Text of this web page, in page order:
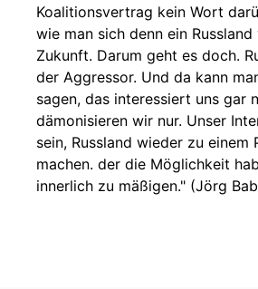
Koalitionsvertrag kein Wort
wie man sich denn ein
Zukunft. Darum geht es doch.
der Aggressor. Und da kann
sagen, das interessiert uns gar
dämonisieren wir nur. Unser
sein, Russland wieder zu einem
machen. der die Möglichkeit
innerlich zu mäßigen." (Jörg